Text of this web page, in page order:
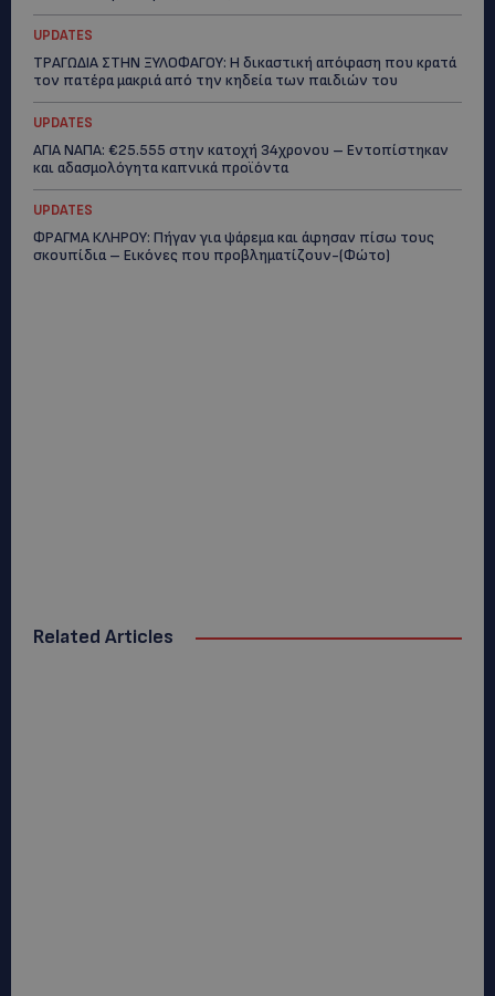
UPDATES
ΤΡΑΓΩΔΙΑ ΣΤΗΝ ΞΥΛΟΦΑΓΟΥ: Η δικαστική απόφαση που κρατά
τον πατέρα μακριά από την κηδεία των παιδιών του
UPDATES
ΑΓΙΑ ΝΑΠΑ: €25.555 στην κατοχή 34χρονου – Εντοπίστηκαν
και αδασμολόγητα καπνικά προϊόντα
UPDATES
ΦΡΑΓΜΑ ΚΛΗΡΟΥ: Πήγαν για ψάρεμα και άφησαν πίσω τους
σκουπίδια – Εικόνες που προβληματίζουν-(Φώτο)
Related Articles